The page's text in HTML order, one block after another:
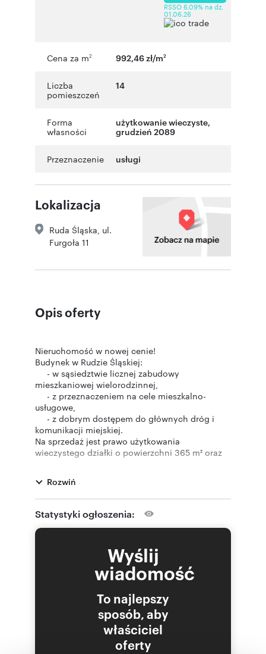
RSSO 6,09% na dz.
01.06.26
Cena za m2 992,46 zł/m2
Liczba
pomieszczeń
14
Forma
własności
użytkowanie wieczyste,
grudzień 2089
Przeznaczenie usługi
Lokalizacja
Ruda Śląska ul.
Furgoła 11
Opis oferty
Nieruchomość w nowej cenie!
Budynek w Rudzie Śląskiej:
- w sąsiedztwie licznej zabudowy
mieszkaniowej wielorodzinnej,
- z przeznaczeniem na cele mieszkalno-
usługowe,
- z dobrym dostępem do głównych dróg i
komunikacji miejskiej.
Na sprzedaż jest prawo użytkowania
wieczystego działki o powierzchni 365 m² oraz
Budynek techniczno-mieszkalny o powierzchni
796,90 m² to trzykondygnacyjny budynek,
podpiwniczony o konstrukcji tradycyjnej,
murowany. Wewnątrz znajdują się dwie klatki
schodowe. Wyposażony jest w instalacje:
centralnego ogrzewania, gazową.
Teren nieruchomości jest częściowo ogrodzony.
250 m – przystanek tramwajowy,
500 m – centrum miasta,
550 m – Urząd Miasta,
2 km – droga krajowa nr 902,
Rozwiń
Statystyki ogłoszenia:
Wyślij
wiadomość
To najlepszy
sposób, aby
właściciel
oferty